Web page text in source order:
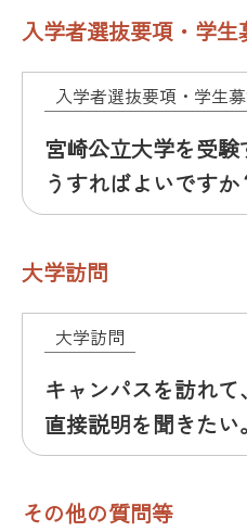
入学者選抜要項・学生
入学者選抜要項・学生
宮崎公立大学を受
うすればよいですか
大学訪問
大学訪問
キャンパスを訪れ
直接説明を聞きたい。
その他の質問等